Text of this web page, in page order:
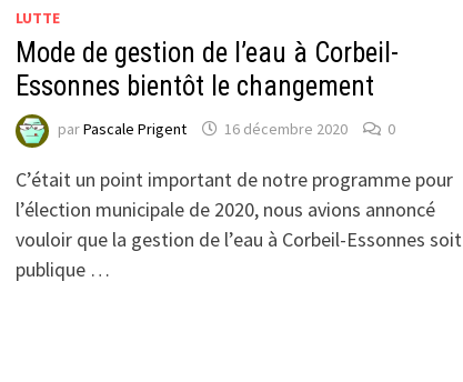
LUTTE
Mode de gestion de l’eau à Corbeil-
Essonnes bientôt le changement
parPascale Prigent 16 décembre 2020 0
C’était un point important de notre programme pour
l’élection municipale de 2020, nous avions annoncé
vouloir que la gestion de l’eau à Corbeil-Essonnes soit
publique …